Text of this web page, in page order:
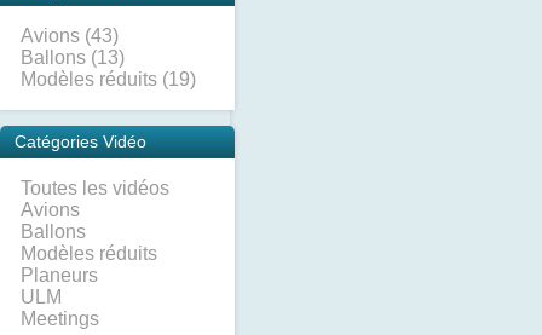
Avions (43)
Ballons (13)
Modèles réduits (19)
Catégories Vidéo
Toutes les vidéos
Avions
Ballons
Modèles réduits
Planeurs
ULM
Meetings